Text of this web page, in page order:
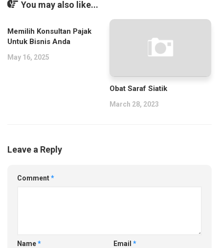
You may also like...
Memilih Konsultan Pajak
Untuk Bisnis Anda
May 16, 2025
Obat Saraf Siatik
March 28, 2023
Leave a Reply
Comment*
Name* Email *